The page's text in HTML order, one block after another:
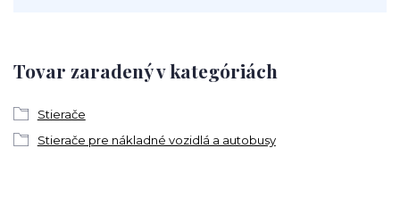
Tovar zaradený v kategóriách
Stierače
Stierače pre nákladné vozidlá a autobusy